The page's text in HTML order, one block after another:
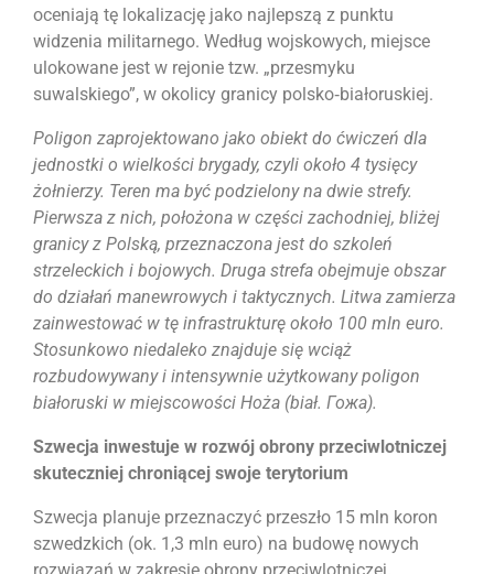
oceniają tę lokalizację jako najlepszą z punktu
widzenia militarnego. Według wojskowych, miejsce
ulokowane jest w rejonie tzw. „przesmyku
suwalskiego”, w okolicy granicy polsko‑białoruskiej.
Poligon zaprojektowano jako obiekt do ćwiczeń dla
jednostki o wielkości brygady, czyli około 4 tysięcy
żołnierzy. Teren ma być podzielony na dwie strefy.
Pierwsza z nich, położona w części zachodniej, bliżej
granicy z Polską, przeznaczona jest do szkoleń
strzeleckich i bojowych. Druga strefa obejmuje obszar
do działań manewrowych i taktycznych. Litwa zamierza
zainwestować w tę infrastrukturę około 100 mln euro.
Stosunkowo niedaleko znajduje się wciąż
rozbudowywany i intensywnie użytkowany poligon
białoruski w miejscowości Hoża (biał. Гожа).
Szwecja inwestuje w rozwój obrony przeciwlotniczej
skuteczniej chroniącej swoje terytorium
Szwecja planuje przeznaczyć przeszło 15 mln koron
szwedzkich (ok. 1,3 mln euro) na budowę nowych